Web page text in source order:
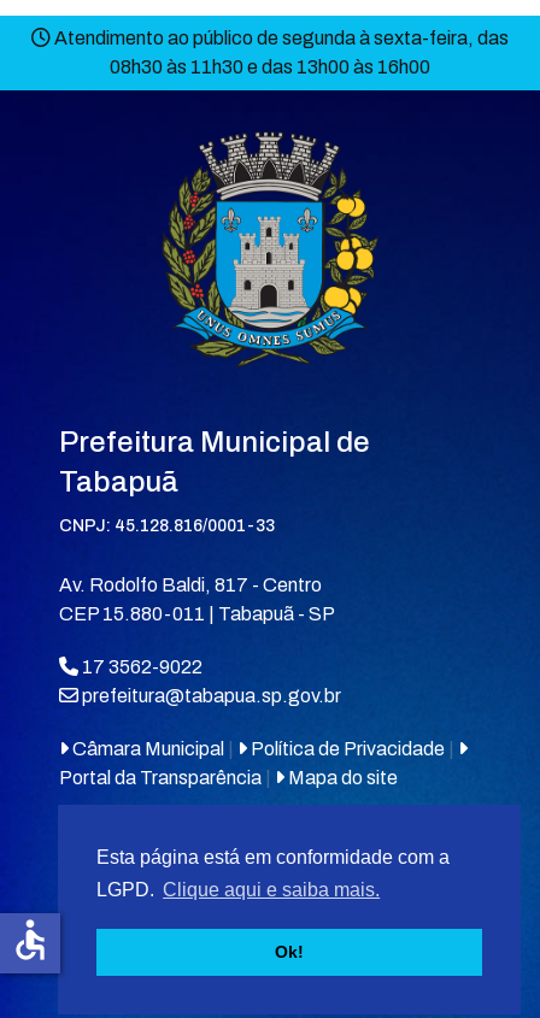
Esta página está em conformidade com a
LGPD. Clique aqui e saiba mais.
Ok!
Atendimento ao público de segunda à sexta-feira, das
08h30 às 11h30 e das 13h00 às 16h00
Prefeitura Municipal de
Tabapuã
CNPJ: 45.128.816/0001-33
Av. Rodolfo Baldi, 817 - Centro
CEP 15.880-011 | Tabapuã - SP
17 3562-9022
prefeitura@tabapua.sp.gov.br
Câmara Municipal Política de Privacidade
Portal da Transparência
Mapa do site
© 2026MIT Tabapuã.
accessible